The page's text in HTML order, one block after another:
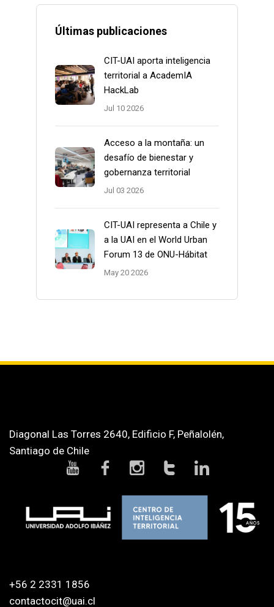
Últimas publicaciones
CIT-UAI aporta inteligencia
territorial a AcademIA
HackLab
Jul 10 2026
Acceso a la montaña: un
desafío de bienestar y
gobernanza territorial
Jul 03 2026
CIT-UAI representa a Chile y
a la UAI en el World Urban
Forum 13 de ONU-Hábitat
May 20 2026
Diagonal Las Torres 2640, Edificio F, Peñalolén,
Santiago de Chile
+56 2 2331 1856
contactocit@uai.cl